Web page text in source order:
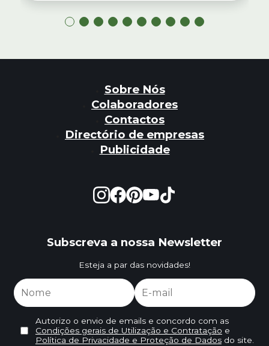
Sobre Nós
Colaboradores
Contactos
Directório de empresas
Publicidade
Subscreva a nossa Newsletter
Esteja a par das novidades!
Autorizo o envio de emails e concordo com as
Condições gerais de Utilização e Contratação e
Política de Privacidade e Proteção de Dadosdo site.